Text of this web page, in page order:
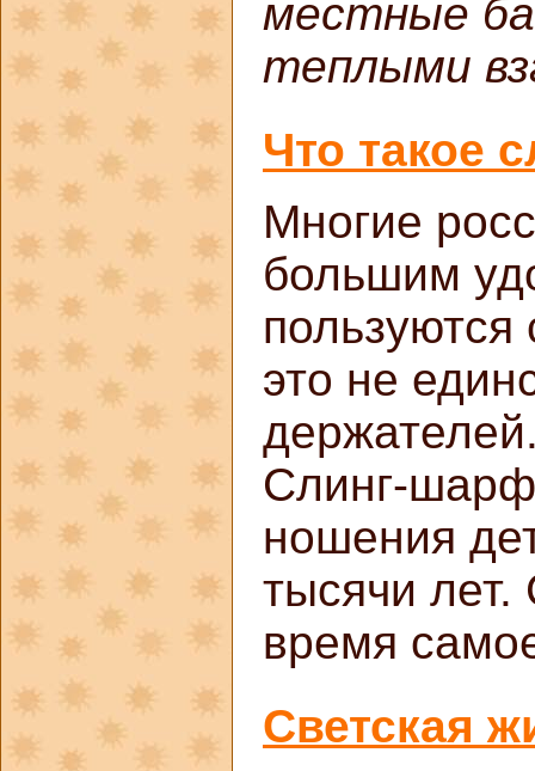
местные
теплыми
Что такое
Многие
большим
это не
Слинг-
ношения
тысячи
время
Светская